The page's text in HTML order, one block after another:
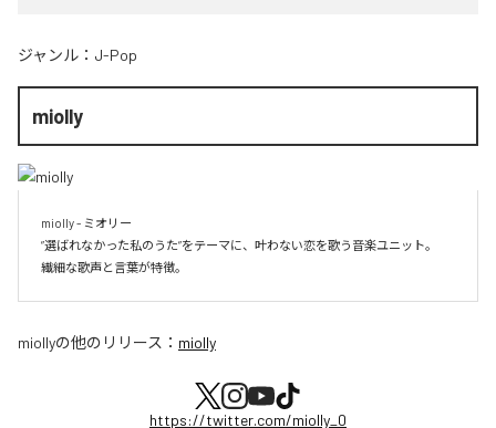
ジャンル： J-Pop
miolly
miolly - ミオリー
”選ばれなかった私のうた”をテーマに、叶わない恋を歌う音楽ユニット。
miollyの他のリリース： miolly
https://twitter.com/miolly_0